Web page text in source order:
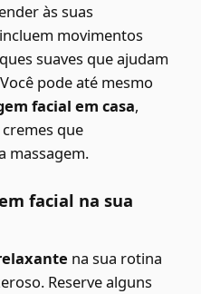
às suas
movimentos
suaves que ajudam
pode até mesmo
facial em casa,
que
massagem.
facial na sua
na sua rotina
Reserve alguns